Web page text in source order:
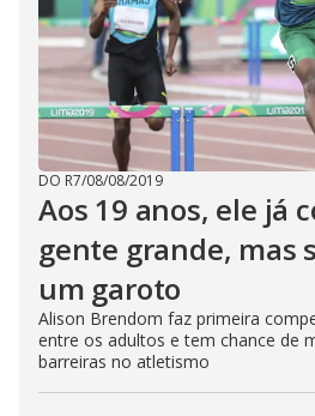
DO R7/08/08/2019
Aos 19 anos, ele já
gente grande, mas
um garoto
Alison Brendom faz primeira
entre os adultos e tem chance de
barreiras no atletismo